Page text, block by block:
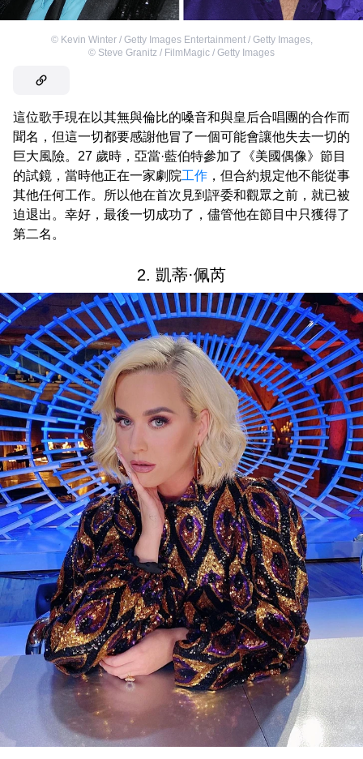
© Kevin Winter / Getty Images Entertainment / Getty Images,
© Steve Granitz / FilmMagic / Getty Images
這位歌手現在以其無與倫比的嗓音和與皇后合唱團的合作而
聞名，但這一切都要感謝他冒了一個可能會讓他失去一切的
巨大風險。27 歲時，亞當·藍伯特參加了《美國偶像》節目
的試鏡，當時他正在一家劇院工作 ，但合約規定他不能從事
其他任何工作。所以他在首次見到評委和觀眾之前，就已被
迫退出。幸好，最後一切成功了，儘管他在節目中只獲得了
第二名。
2. 凱蒂·佩芮